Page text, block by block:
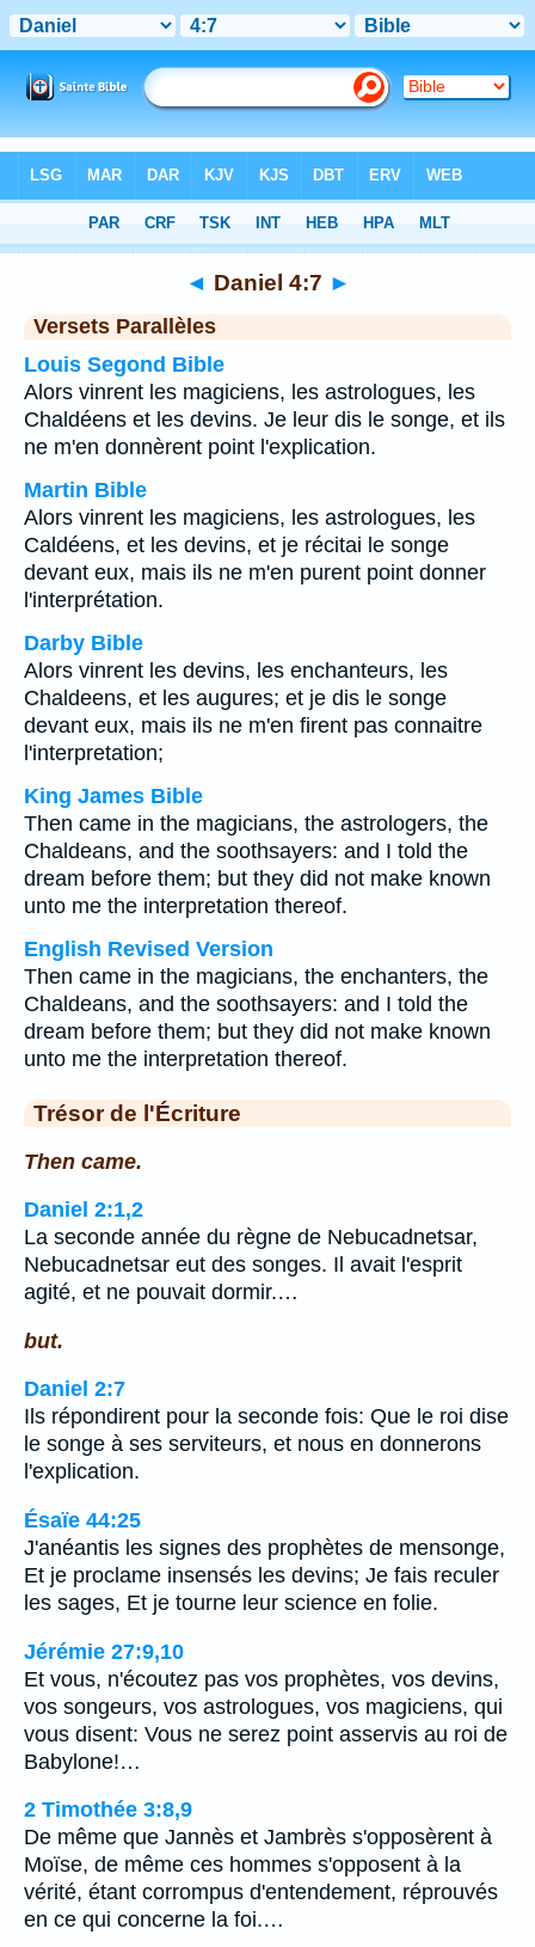
Chapitre 4> Verset 7
◄ Daniel 4:7 ►
Versets Parallèles
Louis Segond Bible
Alors vinrent les magiciens, les astrologues, les
Chaldéens et les devins. Je leur dis le songe, et ils
ne m'en donnèrent point l'explication.
Martin Bible
Alors vinrent les magiciens, les astrologues, les
Caldéens, et les devins, et je récitai le songe
devant eux, mais ils ne m'en purent point donner
l'interprétation.
Darby Bible
Alors vinrent les devins, les enchanteurs, les
Chaldeens, et les augures; et je dis le songe
devant eux, mais ils ne m'en firent pas connaitre
l'interpretation;
King James Bible
Then came in the magicians, the astrologers, the
Chaldeans, and the soothsayers: and I told the
dream before them; but they did not make known
unto me the interpretation thereof.
English Revised Version
Then came in the magicians, the enchanters, the
Chaldeans, and the soothsayers: and I told the
dream before them; but they did not make known
unto me the interpretation thereof.
Trésor de l'Écriture
Then came.
Daniel 2:1,2
La seconde année du règne de Nebucadnetsar,
Nebucadnetsar eut des songes. Il avait l'esprit
agité, et ne pouvait dormir.…
but.
Daniel 2:7
Ils répondirent pour la seconde fois: Que le roi dise
le songe à ses serviteurs, et nous en donnerons
l'explication.
Ésaïe 44:25
J'anéantis les signes des prophètes de mensonge,
Et je proclame insensés les devins; Je fais reculer
les sages, Et je tourne leur science en folie.
Jérémie 27:9,10
Et vous, n'écoutez pas vos prophètes, vos devins,
vos songeurs, vos astrologues, vos magiciens, qui
vous disent: Vous ne serez point asservis au roi de
Babylone!…
2 Timothée 3:8,9
De même que Jannès et Jambrès s'opposèrent à
Moïse, de même ces hommes s'opposent à la
vérité, étant corrompus d'entendement, réprouvés
en ce qui concerne la foi.…